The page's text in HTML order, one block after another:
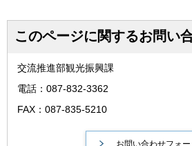
このページに関するお問い
交流推進部観光振興課
電話：087-832-3362
FAX：087-835-5210